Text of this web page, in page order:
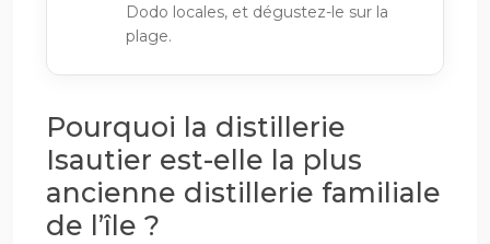
Dodo locales, et dégustez-le sur la
plage.
Pourquoi la distillerie
Isautier est-elle la plus
ancienne distillerie familiale
de l’île ?